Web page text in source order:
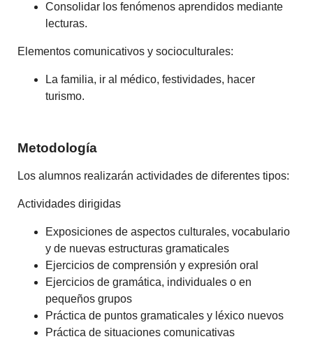
Consolidar los fenómenos aprendidos mediante
lecturas.
Elementos comunicativos y socioculturales:
La familia, ir al médico, festividades, hacer
turismo.
Metodología
Los alumnos realizarán actividades de diferentes tipos:
Actividades dirigidas
Exposiciones de aspectos culturales, vocabulario
y de nuevas estructuras gramaticales
Ejercicios de comprensión y expresión oral
Ejercicios de gramática, individuales o en
pequeños grupos
Práctica de puntos gramaticales y léxico nuevos
Práctica de situaciones comunicativas